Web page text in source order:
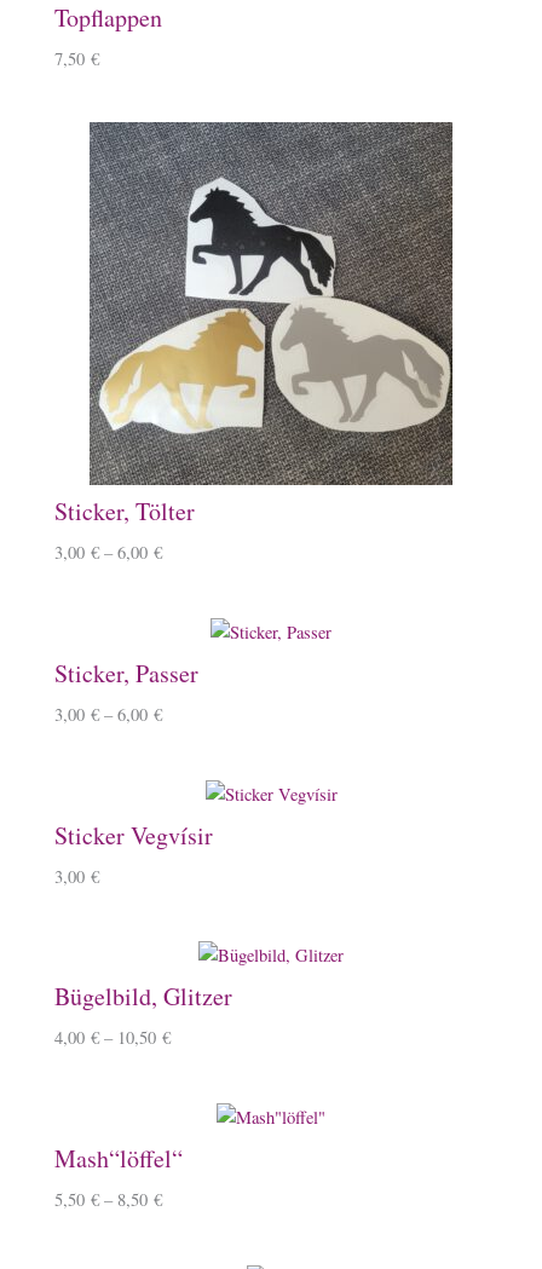
Topflappen
7,50 €
Sticker, Tölter
3,00 € –6,00 €
Sticker, Passer
3,00 € –6,00 €
Sticker Vegvísir
3,00 €
Bügelbild, Glitzer
4,00 € – 10,50 €
Mash“löffel“
5,50 € – 8,50 €